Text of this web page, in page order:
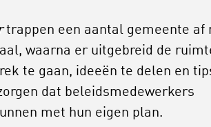
trappen een aantal gemeente af
waarna er uitgebreid de
te gaan, ideeën te delen en
dat beleidsmedewerkers
met hun eigen plan.